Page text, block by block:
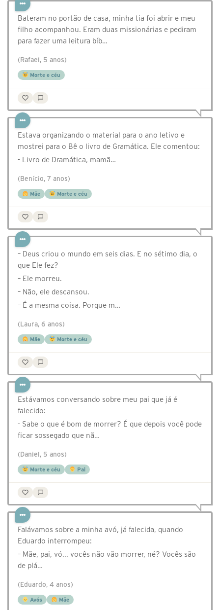
Bateram no portão de casa, minha tia foi abrir e meu
filho acompanhou. Eram duas missionárias e pediram
para fazer uma leitura bíb…
(Rafael, 5 anos)
Morte e céu
Estava organizando o material para o ano letivo e
mostrei para o Bê o livro de Gramática. Ele comentou:
- Livro de Dramática, mamã…
(Benício, 7 anos)
Mãe Morte e céu
– Deus criou o mundo em seis dias. E no sétimo dia, o
que Ele fez?
– Ele morreu.
– Não, ele descansou.
– É a mesma coisa. Porque m…
(Laura, 6 anos)
Mãe Morte e céu
Estávamos conversando sobre meu pai que já é
falecido:
- Sabe o que é bom de morrer? É que depois você pode
ficar sossegado que nã…
(Daniel, 5 anos)
Morte e céu Pai
Falávamos sobre a minha avó, já falecida, quando
Eduardo interrompeu:
– Mãe, pai, vó... vocês não vão morrer, né? Vocês são
de plá…
(Eduardo, 4 anos)
Avós Mãe